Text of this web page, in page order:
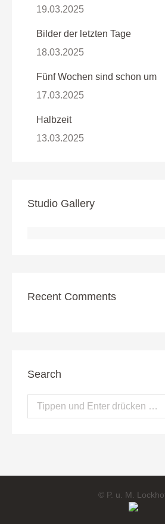
19.03.2025
Bilder der letzten Tage
18.03.2025
Fünf Wochen sind schon um
17.03.2025
Halbzeit
13.03.2025
Studio Gallery
Recent Comments
Search
Search:
© P. u. M.